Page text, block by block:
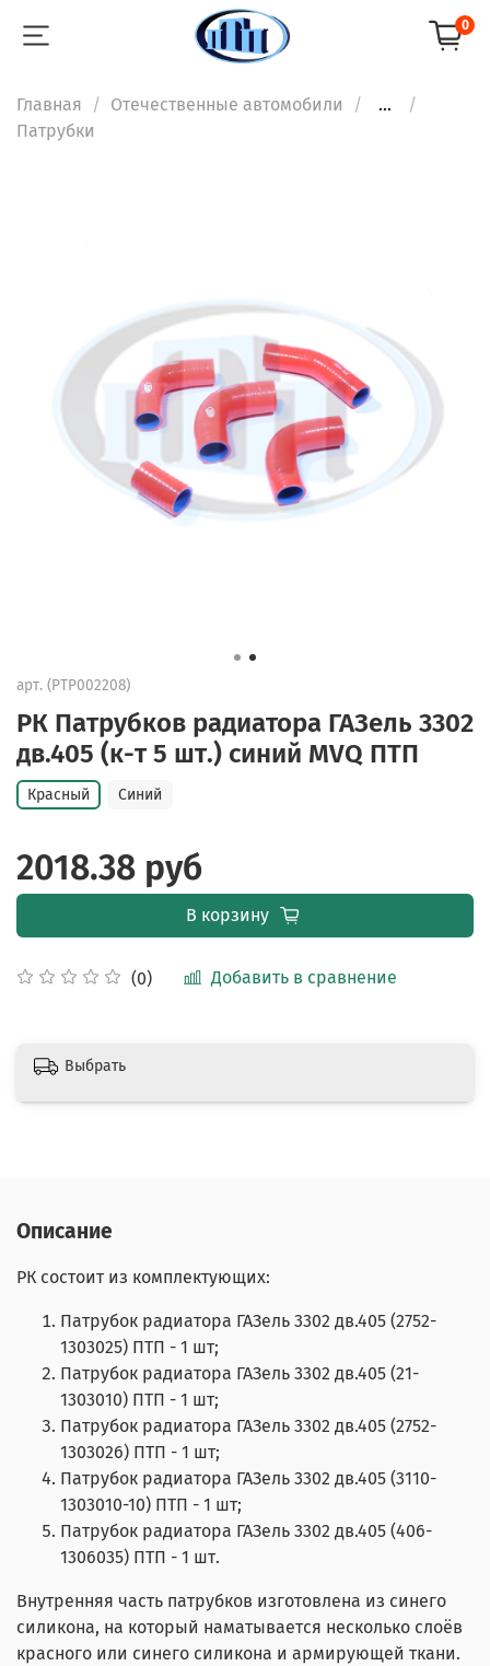
0
Главная Отечественные автомобили
...
Патрубки
арт. (PTP002208)
РК Патрубков радиатора ГАЗель 3302
дв.405 (к-т 5 шт.) синий MVQ ПТП
(0) Добавить в сравнение
Красный Синий
2018.38 руб
В корзину
Выбрать
Описание
РК состоит из комплектующих:
Патрубок радиатора ГАЗель 3302 дв.405 (2752-
1303025) ПТП - 1 шт;
Патрубок радиатора ГАЗель 3302 дв.405 (21-
1303010) ПТП - 1 шт;
Патрубок радиатора ГАЗель 3302 дв.405 (2752-
1303026) ПТП - 1 шт;
Патрубок радиатора ГАЗель 3302 дв.405 (3110-
1303010-10) ПТП - 1 шт;
Патрубок радиатора ГАЗель 3302 дв.405 (406-
1306035) ПТП - 1 шт.
Внутренняя часть патрубков изготовлена из синего
силикона, на который наматывается несколько слоёв
красного или синего силикона и армирующей ткани.